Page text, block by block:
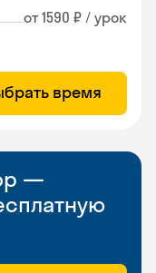
от 1590 ₽ / урок
время
—